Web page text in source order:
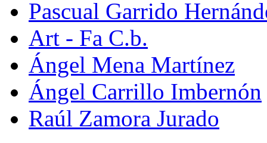
Pascual Garrido
Art - Fa C.b.
Ángel Mena Martínez
Ángel Carrillo Imbernón
Raúl Zamora Jurado